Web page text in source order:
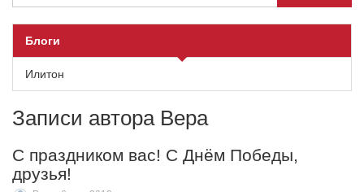
Блоги
Илитон
Записи автора Вера
С праздником вас! С Днём Победы,
друзья!